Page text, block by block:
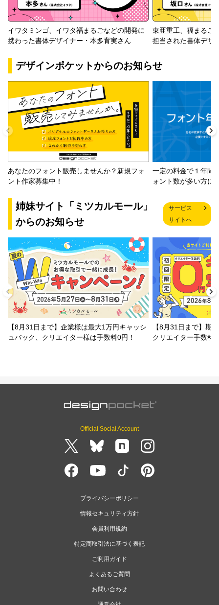
イワタミンゴ、イワタ福まるごなどの開発に
携わった書体デザイナー・本多育実さん
東亜重工、福まるご
担当された書体デザ
デザインポケットからのお知らせ
あなたのフォント販売しませんか？新規フォ
ント作家募集中！
一定の料金で１年間
ォント数が多い方に
姉妹サイト「ミツカルモール」
からのお知らせ
サービス
サイトへ
【8月31日まで】企業様は最大1万円キャッシ
ュバック、クリエイター様は手数料0円！
【8月31日まで】期
クリエイター手数料
Official Social Account
プライバシーポリシー
情報セキュリティ方針
会員利用規約
特定商取引法に基づく表記
ご利用ガイド
よくあるご質問
お問い合わせ